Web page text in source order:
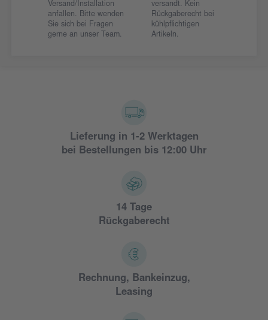
Versand/Installation
anfallen. Bitte wenden
Sie sich bei Fragen
gerne an unser Team.
versandt. Kein
Rückgaberecht bei
kühlpflichtigen
Artikeln.
Lieferung in 1-2 Werktagen
bei Bestellungen bis 12:00 Uhr
14 Tage
Rückgaberecht
Rechnung, Bankeinzug,
Leasing